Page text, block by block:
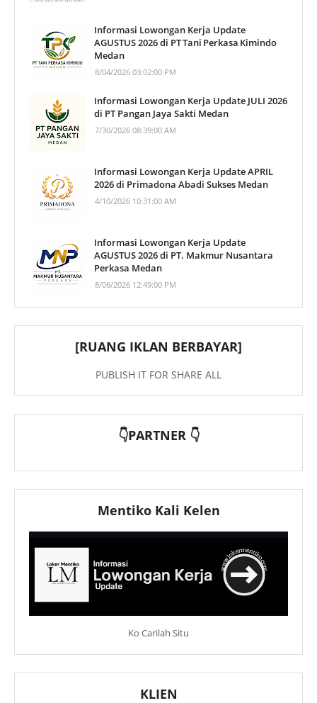
Informasi Lowongan Kerja Update
AGUSTUS 2026 di PT Tani Perkasa Kimindo
Medan
8/04/2026 03:02:00 PM
Informasi Lowongan Kerja Update JULI 2026
di PT Pangan Jaya Sakti Medan
7/30/2026 08:39:00 AM
Informasi Lowongan Kerja Update APRIL
2026 di Primadona Abadi Sukses Medan
4/10/2026 10:31:00 AM
Informasi Lowongan Kerja Update
AGUSTUS 2026 di PT. Makmur Nusantara
Perkasa Medan
8/06/2026 12:49:00 PM
[RUANG IKLAN BERBAYAR]
PUBLISH IT FOR SHARE ALL
👇PARTNER 👇
Mentiko Kali Kelen
Ko Carilah Situ
KLIEN